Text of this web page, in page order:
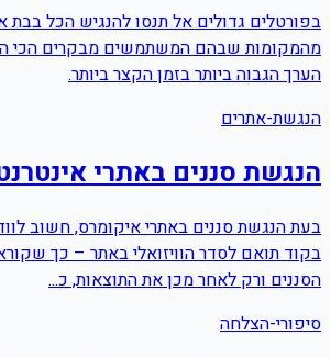
בפורטלים גדולים אל תנסו להנגיש הכל בבת
מהמקומות שבהם המשתמשים מבקרים הכי
הערך הגבוה ביותר בזמן הקצר ביותר.
הנגשת-אתרים
הנגשת סננים באתרי
בעת הנגשת סננים באתרי איקומרס, חשוב
בקוד תואם לסדר הוויזואלי באתר – כך
הסננים ורק לאחר מכן את התוצאות, כ...
סיפורי-הצלחה